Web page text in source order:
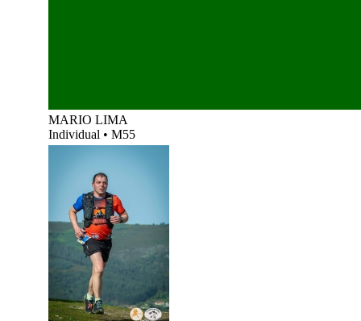
MARIO LIMA
Individual • M55